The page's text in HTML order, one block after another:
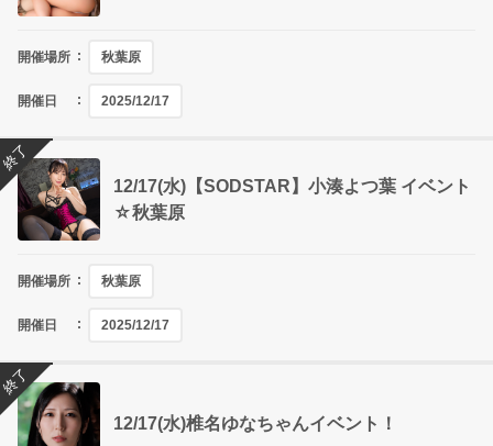
開催場所 秋葉原
開催日 2025/12/17
12/17(水)【SODSTAR】小湊よつ葉 イベント
☆秋葉原
開催場所 秋葉原
開催日 2025/12/17
終了
12/17(水)椎名ゆなちゃんイベント！
終了